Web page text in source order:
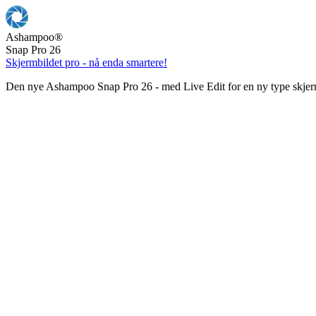
Ashampoo®
Snap Pro 26
Skjermbildet pro - nå enda smartere!
Den nye Ashampoo Snap Pro 26 - med Live Edit for en ny type